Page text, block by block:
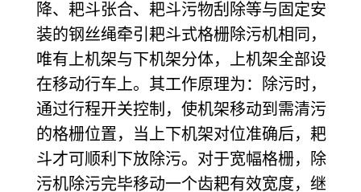
降、耙斗张合、耙斗污物刮除等与固定安
装的钢丝绳牵引耙斗式格栅除污机相同，
唯有上机架与下机架分体，上机架全部设
在移动行车上。其工作原理为：除污时，
通过行程开关控制，使机架移动到需清污
的格栅位置，当上下机架对位准确后，耙
斗才可顺利下放除污。对于宽幅格栅，除
污机除污完毕移动一个齿耙有效宽度，继